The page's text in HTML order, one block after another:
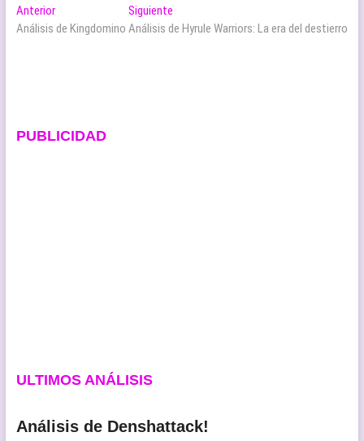
Navegación
de
AnteriorEntrada
anterior:
Análisis de Kingdomino
Siguiente
siguiente:
Análisis de Hyrule Warriors: La era del destierro
PUBLICIDAD
ULTIMOS ANÁLISIS
Análisis de Denshattack!